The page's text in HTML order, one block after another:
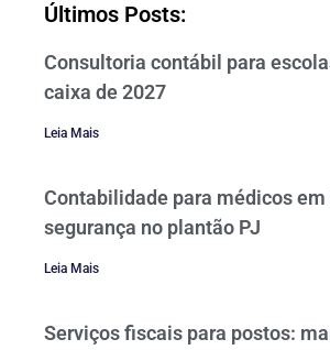
Últimos Posts:
Consultoria contábil para
caixa de 2027
Leia Mais
Contabilidade para médicos em
segurança no plantão PJ
Leia Mais
Serviços fiscais para postos: